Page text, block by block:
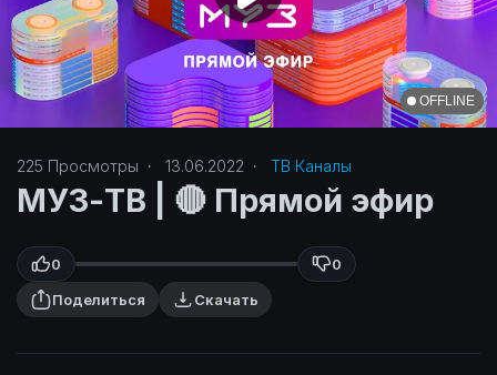
225 Просмотры · 13.06.2022 · ТВ Каналы
МУЗ-ТВ | 🔴 Прямой эфир
0
0
Поделиться
Скачать